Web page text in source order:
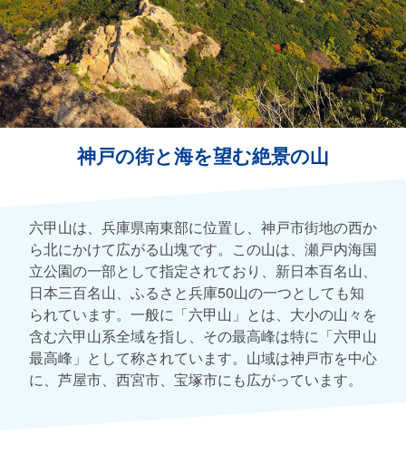
神戸の街と海を望む絶景の山
六甲山は、兵庫県南東部に位置し、神戸市街地の西か
ら北にかけて広がる山塊です。この山は、瀬戸内海国
立公園の一部として指定されており、新日本百名山、
日本三百名山、ふるさと兵庫50山の一つとしても知
られています。一般に「六甲山」とは、大小の山々を
含む六甲山系全域を指し、その最高峰は特に「六甲山
最高峰」として称されています。山域は神戸市を中心
に、芦屋市、西宮市、宝塚市にも広がっています。